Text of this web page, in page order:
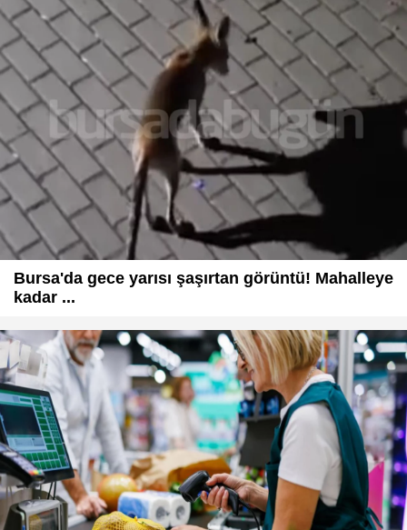
Bursa'da gece yarısı şaşırtan görüntü! Mahalleye
kadar ...